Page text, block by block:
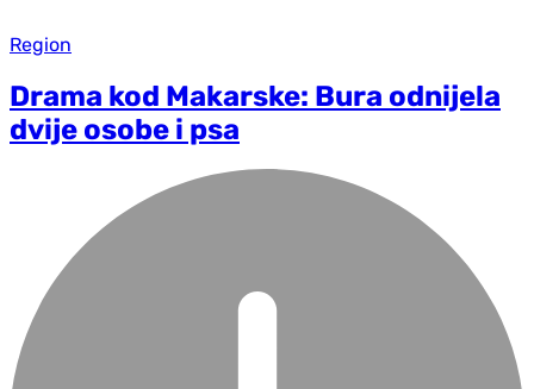
Region
Drama kod Makarske: Bura odnijela
dvije osobe i psa